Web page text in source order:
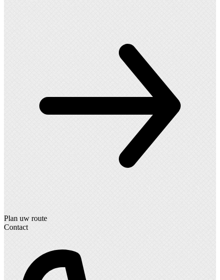
Plan uw route
Contact